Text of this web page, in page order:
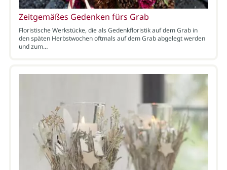
Zeitgemäßes Gedenken fürs Grab
Floristische Werkstücke, die als Gedenkfloristik auf dem Grab in
den späten Herbstwochen oftmals auf dem Grab abgelegt werden
und zum…